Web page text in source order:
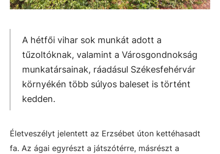
A hétfői vihar sok munkát adott a
tűzoltóknak, valamint a Városgondnokság
munkatársainak, ráadásul Székesfehérvár
környékén több súlyos baleset is történt
kedden.
Életveszélyt jelentett az Erzsébet úton kettéhasadt
fa. Az ágai egyrészt a játszótérre, másrészt a